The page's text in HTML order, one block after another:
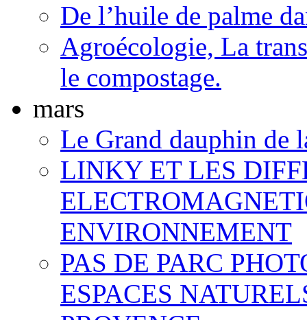
De l’huile de palme
Agroécologie, La
le compostage.
mars
Le Grand dauphin de
LINKY ET LES
ENVIRONNEMENT
PAS DE PARC
ESPACES